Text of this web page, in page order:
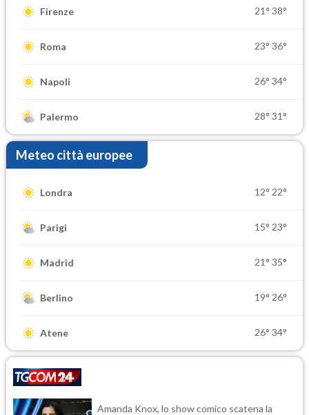
Firenze 21° 38°
Roma 23° 36°
Napoli 26° 34°
Palermo 28° 31°
Meteo città europee
Londra 12° 22°
Parigi 15° 23°
Madrid 21° 35°
Berlino 19° 26°
Atene 26° 34°
Amanda Knox, lo show comico scatena la